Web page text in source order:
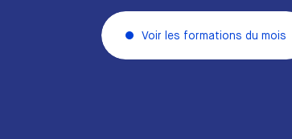
Voir les formations du mois